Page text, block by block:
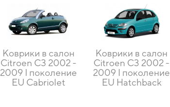
Коврики в салон
Citroen C3 2002 -
2009 I поколение
EU Cabriolet
Коврики в салон
Citroen C3 2002 -
2009 I поколение
EU Hatchback